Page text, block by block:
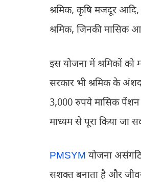
श्रमिक, कृषि मजदूर आदि,
श्रमिक, जिनकी मासिक
इस योजना में श्रमिकों
सरकार भी श्रमिक के
3,000 रुपये मासिक पेंशन
माध्यम से पूरा किया जा
PMSYM योजना
सशक्त बनाता है और